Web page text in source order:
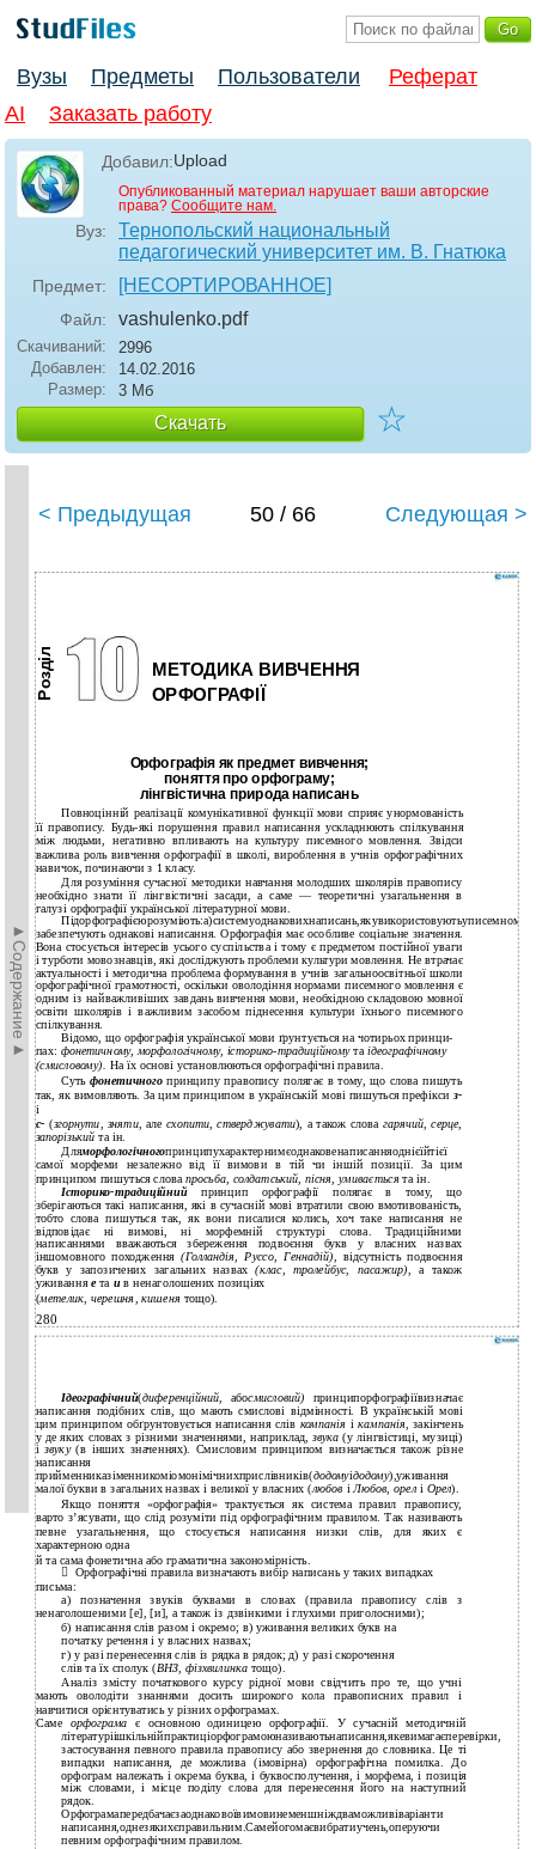
Вузы Предметы Пользователи
Реферат
AI
Заказать работу
Добавил:Upload
Опубликованный материал нарушает ваши авторские
права? Сообщите нам.
Вуз:
Тернопольский национальный
педагогический университет им. В. Гнатюка
Предмет: [НЕСОРТИРОВАННОЕ]
Файл: vashulenko.pdf
Скачиваний:
2996
Добавлен:
14.02.2016
Размер:
3 Мб
Скачать ☆
►Содержание►
< Предыдущая 50 / 66 Следующая >
Розділ
МЕТОДИКА ВИВЧЕННЯ
ОРФОГРАФІЇ
Орфографія як предмет вивчення;
поняття про орфограму;
лінгвістична природа написань
Повноцінній реалізації комунікативної функції мови сприяє унормованість
її правопису. Будь-які порушення правил написання ускладнюють спілкування
між людьми, негативно впливають на культуру писемного мовлення. Звідси
важлива роль вивчення орфографії в школі, вироблення в учнів орфографічних
навичок, починаючи з 1 класу.
Для розуміння сучасної методики навчання молодших школярів правопису
необхідно знати її лінгвістичні засади, а саме — теоретичні узагальнення в
галузі орфографії української літературної мови.
забезпечують однакові написання. Орфографія має особливе соціальне значення.
Вона cтосується інтересів усього суспільства і тому є предметом постійної уваги
і турботи мовознавців, які досліджують проблеми культури мовлення. Не втрачає
актуальності і методична проблема формування в учнів загальноосвітньої школи
орфографічної грамотності, оскільки оволодіння нормами писемного мовлення є
одним із найважливіших завдань вивчення мови, необхідною складовою мовної
освіти школярів і важливим засобом піднесення культури їхнього писемного
спілкування.
Відомо, що орфографія української мови ґрунтується на чотирьох принци-
пах: фонетичному, морфологічному, історико-традиційномутаідеографічному
(смисловому). На їх основі установлюються орфографічні правила.
Сутьфонетичногопринципу правопису полягає в тому, що слова пишуть
так, як вимовляють. За цим принципом в українській мові пишуться префікси з-
і
с-(згорнути зняти, алесхопити ,стверджувати), а також словагарячий,серце,
запорізькийта ін.
Дляморфологічногопринципухарактернимєоднаковенаписанняоднієїйтієї
самої морфеми незалежно від її вимови в тій чи іншій позиції. За цим
принципом пишуться словапросьба, солдатський, пісня, умиваєтьсята ін.
Історико-традиційний
принцип орфографії полягає в тому, що
зберігаються такі написання, які в сучасній мові втратили свою вмотивованість,
тобто слова пишуться так, як вони писалися колись, хоч таке написання не
відповідає ні вимові, ні морфемній структурі слова. Традиційними
написаннями вважаються збереження подвоєння букв у власних назвах
іншомовного походження (Голландія, Руссо, Геннадій), відсутність подвоєння
букв у запозичених загальних назвах(клас, тролейбус, пасажир), а також
уживанняета ив ненаголошених позиціях
(метелик, черешня, кишеня тощо).
280
Ідеографічний(диференційний, абосмисловий) принципорфографіївизначає
написання подібних слів, що мають смислові відмінності. В українській мові
цим принципом обґрунтовується написання слів компанія і кампанія, закінчень
у де­ яких словах з різними значеннями, наприклад, звука(у лінгвістиці, музиці)
ізвуку(в інших значеннях). Смисловим принципом визначається також різне
написання
прийменниказіменникоміомонімічнихприслівників(додомуідодому),уживання
малої букви в загальних назвах і великої у власних (любов іЛюбов, орел і Орел).
Якщо поняття «орфографія» трактується як система правил правопису,
варто з’ясувати, що слід розуміти під орфографічним правилом. Так називають
певне узагальнення, що стосується написання низки слів, для яких є
характерною одна
й та сама фонетична або граматична закономірність.

Орфографічні правила визначають вибір написань у таких випадках
­письма:
а) позначення звуків буквами в словах (правила правопису слів з
ненаголошеними [е], [и], а також із дзвінкими і глухими приголосними);
б) написання слів разом і окремо; в) уживання великих букв на
початку речення і у власних назвах;
г) у разі перенесення слів із рядка в рядок; д) у разі скорочення
слів та їх сполук (ВНЗ, фізхвилинка тощо).
Аналіз змісту початкового курсу рідної мови свідчить про те, що учні
мають оволодіти знаннями досить широкого кола правописних правил і
навчитися орієнтуватись у різних орфограмах.
Саме орфограма є основною одиницею орфографії. У сучасній методичній
літературіішкільнійпрактиціорфограмоюназиваютьнаписання,якевимагаєперевірки,
застосування певного правила правопису або звернення до словника. Це ті
випадки написання, де можлива (імовірна) орфографічна помилка. До
орфограм належать і окрема буква, і буквосполучення, і морфема, і позиція
між словами, і місце поділу слова для перенесення його на наступний
рядок.
Орфограмапередбачаєзаоднаковоївимовинеменшніждваможливіваріанти
написання,однезякихєправильним.Самейогомаєвибратиучень,оперуючи
певним орфографічним правилом.